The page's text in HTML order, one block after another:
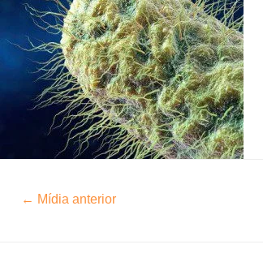
← Mídia anterior